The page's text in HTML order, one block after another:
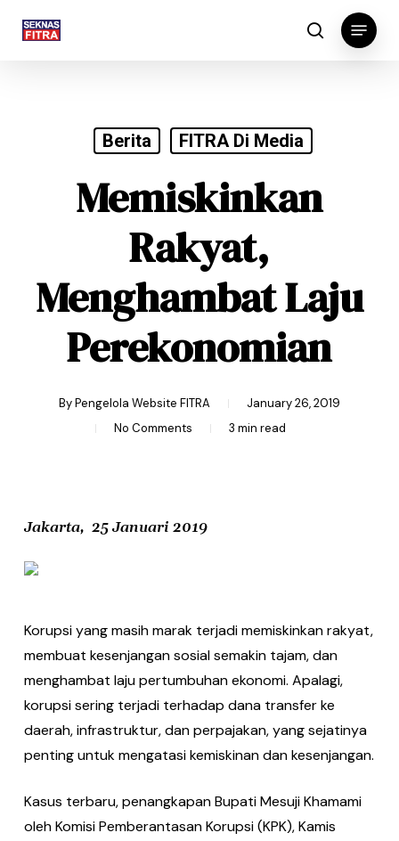
search
Menu
Berita FITRA Di Media
Memiskinkan
Rakyat,
Menghambat Laju
Perekonomian
ByPengelola Website FITRA
January 26, 2019
No Comments
3 min read
Jakarta, 25 Januari 2019
Korupsi yang masih marak terjadi memiskinkan rakyat,
membuat kesenjangan sosial semakin tajam, dan
menghambat laju pertumbuhan ekonomi. Apalagi,
korupsi sering terjadi terhadap dana transfer ke
daerah, infrastruktur, dan perpajakan, yang sejatinya
penting untuk mengatasi kemiskinan dan kesenjangan.
Kasus terbaru, penangkapan Bupati Mesuji Khamami
oleh Komisi Pemberantasan Korupsi (KPK), Kamis